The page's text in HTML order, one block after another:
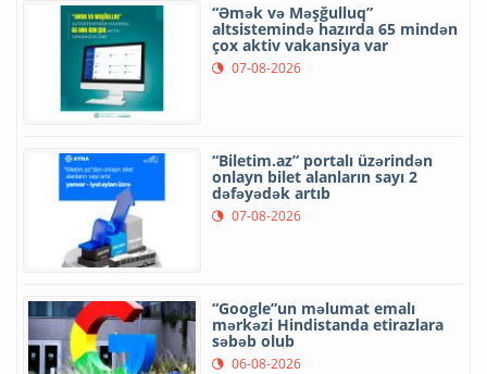
“Əmək və Məşğulluq”
altsistemində hazırda 65 mindən
çox aktiv vakansiya var
07-08-2026
“Biletim.az” portalı üzərindən
onlayn bilet alanların sayı 2
dəfəyədək artıb
07-08-2026
“Google”un məlumat emalı
mərkəzi Hindistanda etirazlara
səbəb olub
06-08-2026